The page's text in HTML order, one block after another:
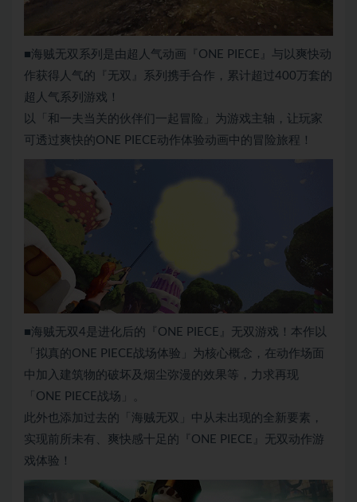
■海贼无双系列是由超人气动画『ONE PIECE』与以爽快动
作获得人气的『无双』系列携手合作，累计超过400万套的
超人气系列游戏！
以「和一夫当关的伙伴们一起冒险」为游戏主轴，让玩家
可透过爽快的ONE PIECE动作体验动画中的冒险旅程！
■海贼无双4是进化后的『ONE PIECE』无双游戏！本作以
「拟真的ONE PIECE战场体验」为核心概念，在动作场面
中加入建筑物的破坏及烟尘弥漫的效果等，力求再现
「ONE PIECE战场」。
此外也添加过去的「海贼无双」中从未出现的全新要素，
实现前所未有、爽快感十足的『ONE PIECE』无双动作游
戏体验！